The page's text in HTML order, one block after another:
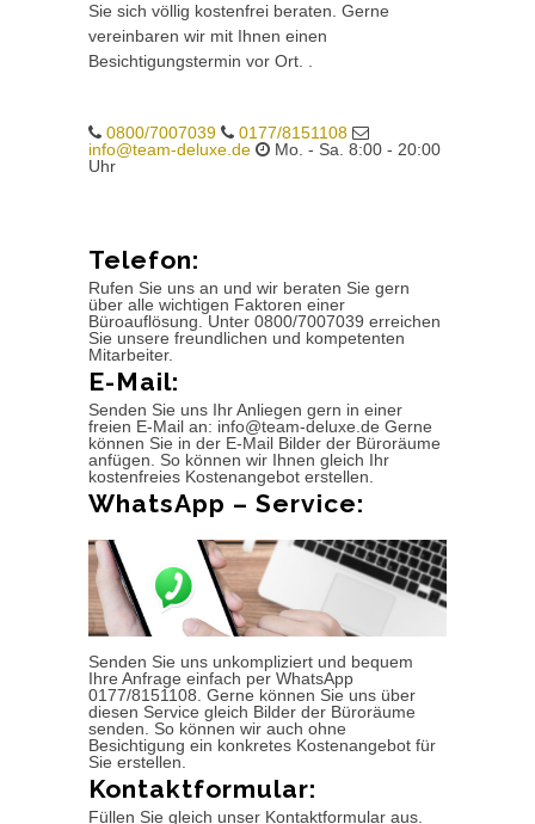
Sie sich völlig kostenfrei beraten. Gerne
vereinbaren wir mit Ihnen einen
Besichtigungstermin vor Ort. .
0800/7007039
0177/8151108
info@team-deluxe.de
Mo. - Sa. 8:00 - 20:00
Uhr
Telefon:
Rufen Sie uns an und wir beraten Sie gern
über alle wichtigen Faktoren einer
Büroauflösung. Unter 0800/7007039 erreichen
Sie unsere freundlichen und kompetenten
Mitarbeiter.
E-Mail:
Senden Sie uns Ihr Anliegen gern in einer
freien E-Mail an: info@team-deluxe.de Gerne
können Sie in der E-Mail Bilder der Büroräume
anfügen. So können wir Ihnen gleich Ihr
kostenfreies Kostenangebot erstellen.
WhatsApp – Service:
Senden Sie uns unkompliziert und bequem
Ihre Anfrage einfach per WhatsApp
0177/8151108. Gerne können Sie uns über
diesen Service gleich Bilder der Büroräume
senden. So können wir auch ohne
Besichtigung ein konkretes Kostenangebot für
Sie erstellen.
Kontaktformular:
Füllen Sie gleich unser Kontaktformular aus.